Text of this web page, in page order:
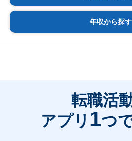
年収から探す
転職活
アプリ 1つ